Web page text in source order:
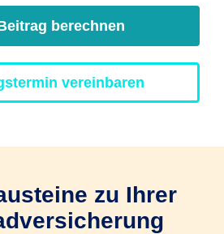
berechnen
vereinbaren
zu Ihrer